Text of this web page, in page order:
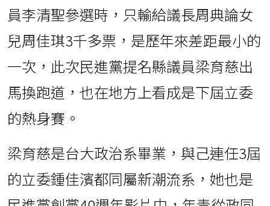
員李清聖參選時，只輸給議長周典論女
兒周佳琪3千多票，是歷年來差距最小的
一次，此次民進黨提名縣議員梁育慈出
馬換跑道，也在地方上看成是下屆立委
的熱身賽。
梁育慈是台大政治系畢業，與己連任3屆
的立委鍾佳濱都同屬新潮流系，她也是